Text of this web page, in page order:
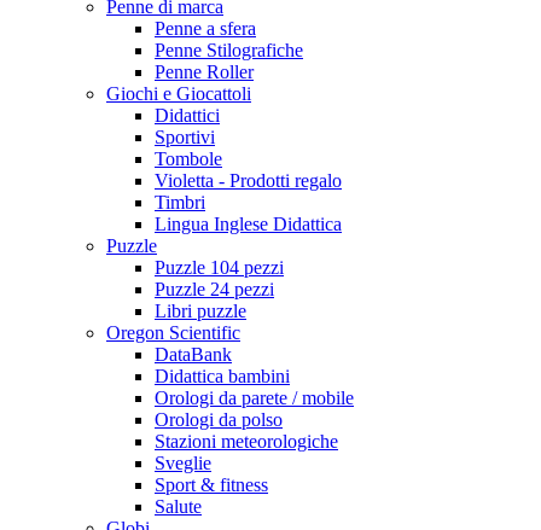
Penne di marca
Penne a sfera
Penne Stilografiche
Penne Roller
Giochi e Giocattoli
Didattici
Sportivi
Tombole
Violetta - Prodotti regalo
Timbri
Lingua Inglese Didattica
Puzzle
Puzzle 104 pezzi
Puzzle 24 pezzi
Libri puzzle
Oregon Scientific
DataBank
Didattica bambini
Orologi da parete / mobile
Orologi da polso
Stazioni meteorologiche
Sveglie
Sport & fitness
Salute